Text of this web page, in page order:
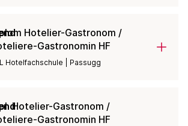
Hotelier-Gastronom /
Gastronomin HF
Hotelfachschule | Passugg
Hotelier-Gastronom /
Gastronomin HF